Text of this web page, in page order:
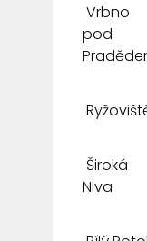
Vrbno
pod
Široká
Niva